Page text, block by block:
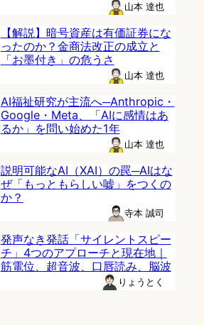
山本 達也
【解説】暗号資産は有価証券にな
ったのか？金商法改正の成立と
「お墨付き」の危うさ
山本 達也
AI福祉研究が主流へ─Anthropic・
Google・Meta、「AIに感情はあ
るか」を問い始めた1年
山本 達也
説明可能なAI（XAI）の罠─AIはな
ぜ「もっともらしい嘘」をつくの
か？
寺本 誠司
発声なき発話「サイレントスピー
チ」4つのアプローチと現在地｜
筋電位、超音波、口唇読み、脳波
りょうとく